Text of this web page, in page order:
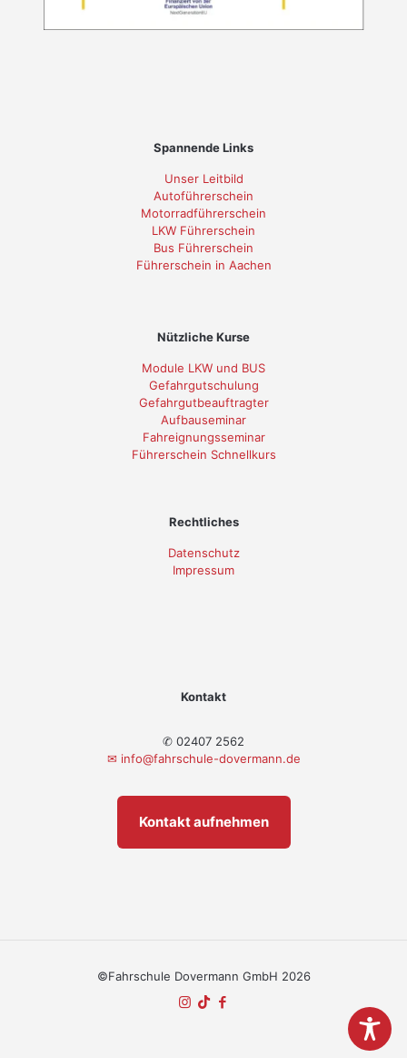
Spannende Links
Unser Leitbild
Autoführerschein
Motorradführerschein
LKW Führerschein
Bus Führerschein
Führerschein in Aachen
Nützliche Kurse
Module LKW und BUS
Gefahrgutschulung
Gefahrgutbeauftragter
Aufbauseminar
Fahreignungsseminar
Führerschein Schnellkurs
Rechtliches
Datenschutz
Impressum
Kontakt
✆ 02407 2562
✉ info@fahrschule-dovermann.de
Kontakt aufnehmen
©Fahrschule Dovermann GmbH 2026